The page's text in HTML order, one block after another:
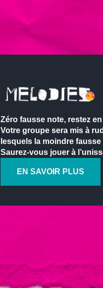
Zéro fausse note, restez
Votre groupe sera mis à
lesquels la moindre
Saurez-vous jouer à
EN SAVOIR PLUS